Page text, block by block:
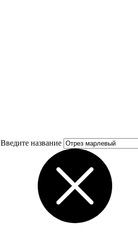
Введите название